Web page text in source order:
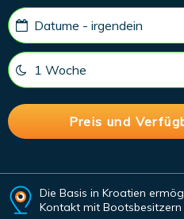
Die Basis in Kroatien
Kontakt mit Bootsbesitzern